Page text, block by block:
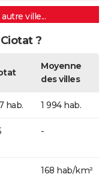
ville...
?
Moyenne
des villes
hab. 1 994 hab.
-
168 hab/km²